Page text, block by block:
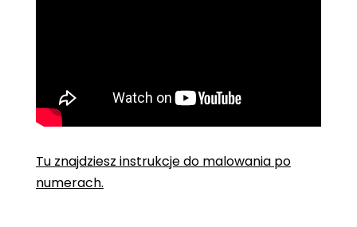
Tu znajdziesz instrukcje do malowania po
numerach.